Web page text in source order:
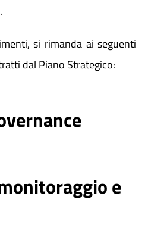
si rimanda ai seguenti
dal Piano Strategico:
e